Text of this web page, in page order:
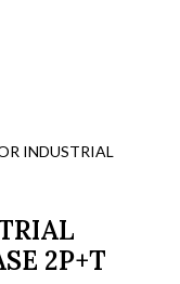
INDUSTRIAL
2P+T